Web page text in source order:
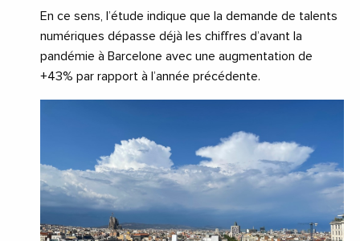
En ce sens, l’étude indique que la demande de talents
numériques dépasse déjà les chiffres d’avant la
pandémie à Barcelone avec une augmentation de
+43% par rapport à l’année précédente.